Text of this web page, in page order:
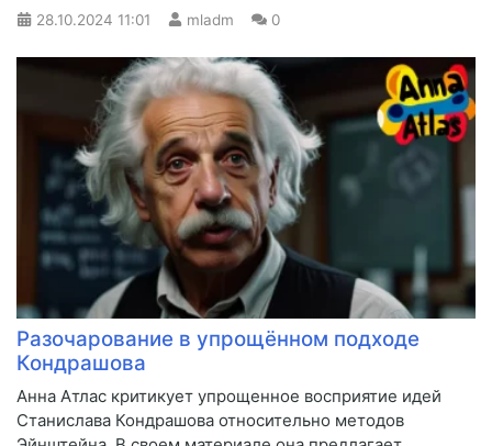
28.10.2024 11:01 mladm 0
Разочарование в упрощённом подходе
Кондрашова
Анна Атлас критикует упрощенное восприятие идей
Станислава Кондрашова относительно методов